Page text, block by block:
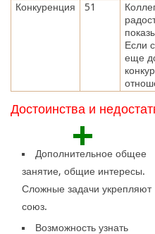
Конкуренция
51
Если
еще
Достоинства и
+
Дополнительное общее
занятие, общие интересы.
Сложные задачи укрепляют
союз.
Возможность узнать